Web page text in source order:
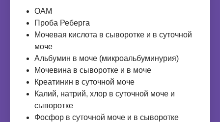
ОАМ
Проба Реберга
Мочевая кислота в сыворотке и в суточной
моче
Альбумин в моче (микроальбуминурия)
Мочевина в сыворотке и в моче
Креатинин в суточной моче
Калий, натрий, хлор в суточной моче и
сыворотке
Фосфор в суточной моче и в сыворотке